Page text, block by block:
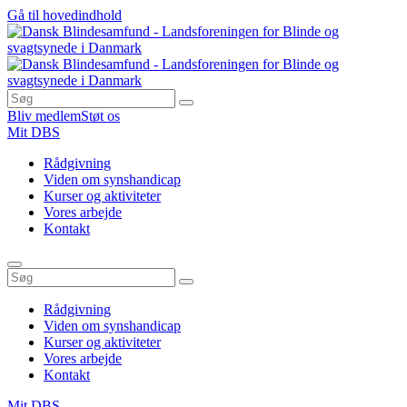
Gå til hovedindhold
Bliv medlemStøt os
Mit DBS
Rådgivning
Viden om synshandicap
Kurser og aktiviteter
Vores arbejde
Kontakt
Rådgivning
Viden om synshandicap
Kurser og aktiviteter
Vores arbejde
Kontakt